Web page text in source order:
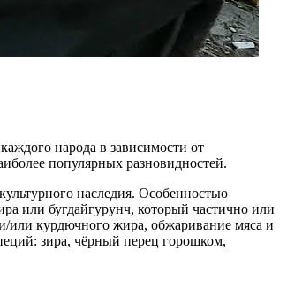
народа в зависимости от
популярных разновидностей.
наследия. Особенностью
или бугдайгурунч, который частично или
или курдючного жира, обжаривание мяса и
зира, чёрный перец горошком,